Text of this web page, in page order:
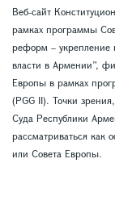
Веб-сайт
рамках программы
реформ – укрепление
власти в Армении”,
Европы в рамках
(PGG II). Точки
Суда Республики
рассматриваться как
или Совета Европы.